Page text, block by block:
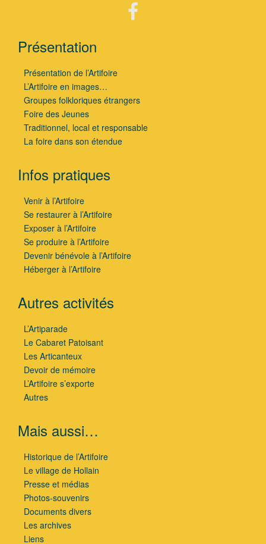
Présentation
Présentation de l’Artifoire
L’Artifoire en images…
Groupes folkloriques étrangers
Foire des Jeunes
Traditionnel, local et responsable
La foire dans son étendue
Infos pratiques
Venir à l’Artifoire
Se restaurer à l’Artifoire
Exposer à l’Artifoire
Se produire à l’Artifoire
Devenir bénévole à l’Artifoire
Héberger à l’Artifoire
Autres activités
L’Artiparade
Le Cabaret Patoisant
Les Articanteux
Devoir de mémoire
L’Artifoire s’exporte
Autres
Mais aussi…
Historique de l’Artifoire
Le village de Hollain
Presse et médias
Photos-souvenirs
Documents divers
Les archives
Liens